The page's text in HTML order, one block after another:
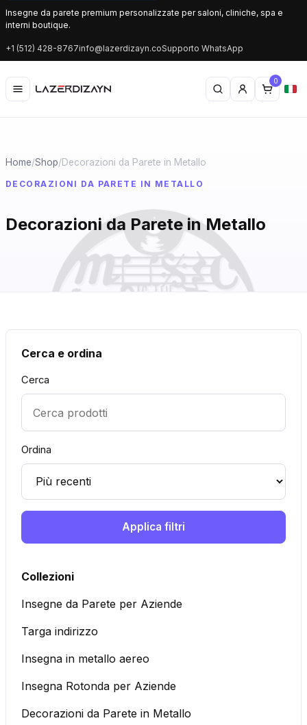
Insegne da parete premium personalizzate per saloni, cliniche, spa e
interni boutique.
+1 (512) 428-8767info@lazerdizayn.coSupporto WhatsApp
0
Home/Shop/Decorazioni da Parete in Metallo
DECORAZIONI DA PARETE IN METALLO
Decorazioni da Parete in Metallo
Cerca e ordina
Cerca
Ordina
Applica filtri
Collezioni
Insegne da Parete per Aziende
Targa indirizzo
Insegna in metallo aereo
Insegna Rotonda per Aziende
Decorazioni da Parete in Metallo